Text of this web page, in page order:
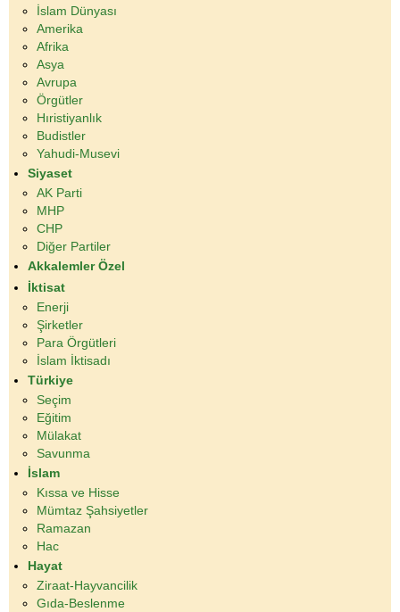
İslam Dünyası
Amerika
Afrika
Asya
Avrupa
Örgütler
Hıristiyanlık
Budistler
Yahudi-Musevi
Siyaset
AK Parti
MHP
CHP
Diğer Partiler
Akkalemler Özel
İktisat
Enerji
Şirketler
Para Örgütleri
İslam İktisadı
Türkiye
Seçim
Eğitim
Mülakat
Savunma
İslam
Kıssa ve Hisse
Mümtaz Şahsiyetler
Ramazan
Hac
Hayat
Ziraat-Hayvancilik
Gıda-Beslenme